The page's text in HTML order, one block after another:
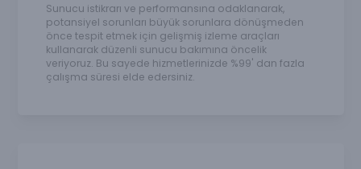
Sunucu istikrarı ve performansına odaklanarak,
potansiyel sorunları büyük sorunlara dönüşmeden
önce tespit etmek için gelişmiş izleme araçları
kullanarak düzenli sunucu bakımına öncelik
veriyoruz. Bu sayede hizmetlerinizde %99' dan fazla
çalışma süresi elde edersiniz.